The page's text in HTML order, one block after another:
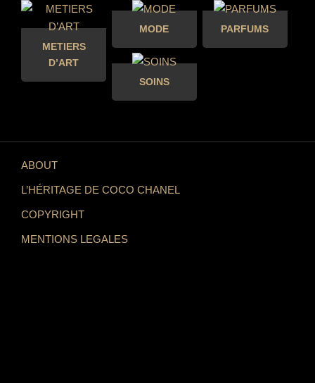
METIERS
D’ART
MODE PARFUMS
SOINS
ABOUT
L’HÉRITAGE DE COCO CHANEL
COPYRIGHT
MENTIONS LEGALES